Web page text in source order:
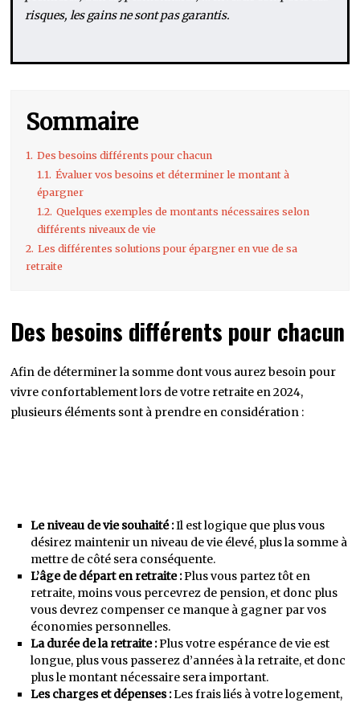
risques, les gains ne sont pas garantis.
Sommaire
1. Des besoins différents pour chacun
1.1. Évaluer vos besoins et déterminer le montant à
épargner
1.2. Quelques exemples de montants nécessaires selon
différents niveaux de vie
2. Les différentes solutions pour épargner en vue de sa
retraite
Des besoins différents pour chacun
Afin de déterminer la somme dont vous aurez besoin pour
vivre confortablement lors de votre retraite en 2024,
plusieurs éléments sont à prendre en considération :
Le niveau de vie souhaité :Il est logique que plus vous
désirez maintenir un niveau de vie élevé, plus la somme à
mettre de côté sera conséquente.
L’âge de départ en retraite :Plus vous partez tôt en
retraite, moins vous percevrez de pension, et donc plus
vous devrez compenser ce manque à gagner par vos
économies personnelles.
La durée de la retraite :Plus votre espérance de vie est
longue, plus vous passerez d’années à la retraite, et donc
plus le montant nécessaire sera important.
Les charges et dépenses :Les frais liés à votre logement,